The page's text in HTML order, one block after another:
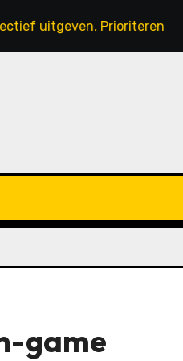
Prioriteren van
game